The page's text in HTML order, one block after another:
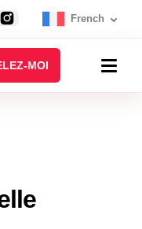
French
MOI